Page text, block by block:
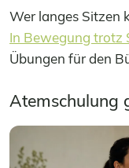
Wer langes Sitzen
In Bewegung trotz
Übungen für den
Atemschulung